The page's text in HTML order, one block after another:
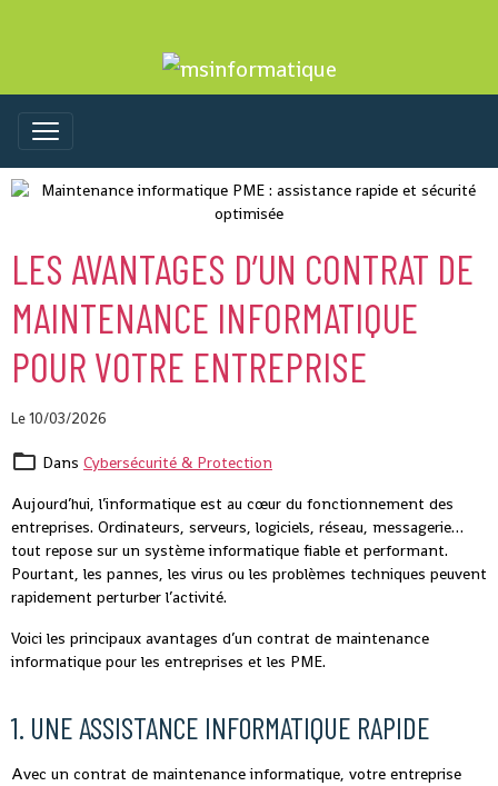
LES AVANTAGES D’UN CONTRAT DE
MAINTENANCE INFORMATIQUE
POUR VOTRE ENTREPRISE
Le 10/03/2026
Dans Cybersécurité & Protection
Aujourd’hui, l’informatique est au cœur du fonctionnement des
entreprises. Ordinateurs, serveurs, logiciels, réseau, messagerie…
tout repose sur un système informatique fiable et performant.
Pourtant, les pannes, les virus ou les problèmes techniques peuvent
rapidement perturber l’activité.
Voici les principaux avantages d’un contrat de maintenance
informatique pour les entreprises et les PME.
1. UNE ASSISTANCE INFORMATIQUE RAPIDE
Avec un contrat de maintenance informatique, votre entreprise